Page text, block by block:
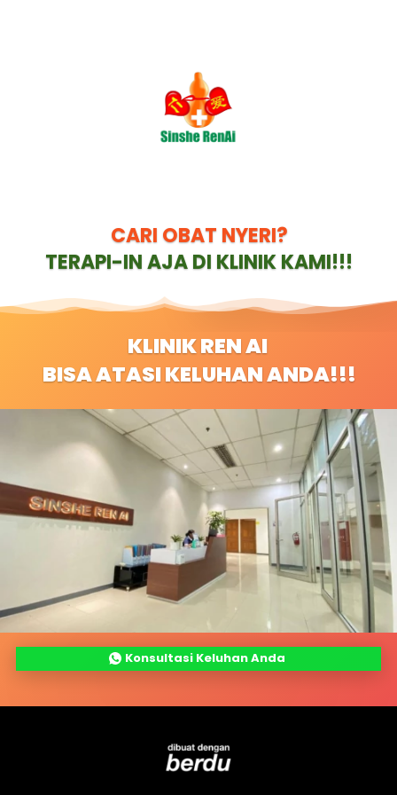
CARI OBAT NYERI?
TERAPI-IN AJA DI KLINIK KAMI!!!
KLINIK REN AI
BISA ATASI KELUHAN ANDA!!!
` Konsultasi Keluhan Anda